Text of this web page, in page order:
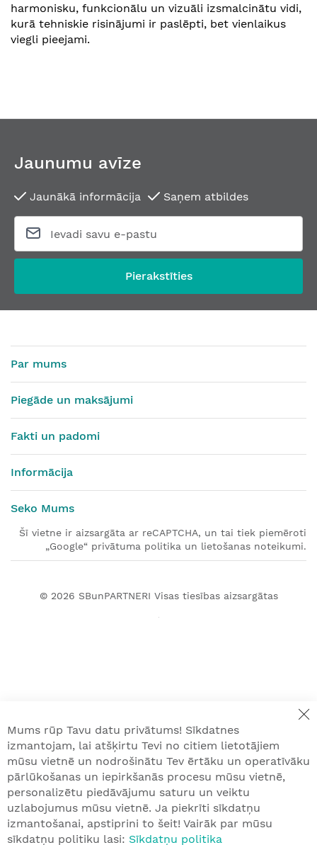
harmonisku, funkcionālu un vizuāli izsmalcinātu vidi,
kurā tehniskie risinājumi ir paslēpti, bet vienlaikus
viegli pieejami.
Jaunumu avīze
Jaunākā informācija Saņem atbildes
Pierakstīties
Par mums
Piegāde un maksājumi
Fakti un padomi
Informācija
Seko Mums
Šī vietne ir aizsargāta ar reCAPTCHA, un tai tiek piemēroti
„Google“ privātuma politika un lietošanas noteikumi.
© 2026 SBunPARTNERI Visas tiesības aizsargātas
Mums rūp Tavu datu privātums! Sīkdatnes
izmantojam, lai atšķirtu Tevi no citiem lietotājiem
mūsu vietnē un nodrošinātu Tev ērtāku un operatīvāku
pārlūkošanas un iepirkšanās procesu mūsu vietnē,
personalizētu piedāvājumu saturu un veiktu
uzlabojumus mūsu vietnē. Ja piekrīti sīkdatņu
izmantošanai, apstiprini to šeit! Vairāk par mūsu
sīkdatņu politiku lasi: Sīkdatņu politika